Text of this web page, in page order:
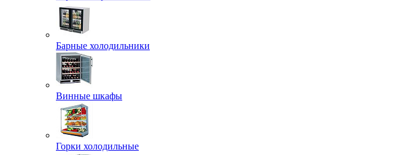
Барные холодильники
Винные шкафы
Горки холодильные